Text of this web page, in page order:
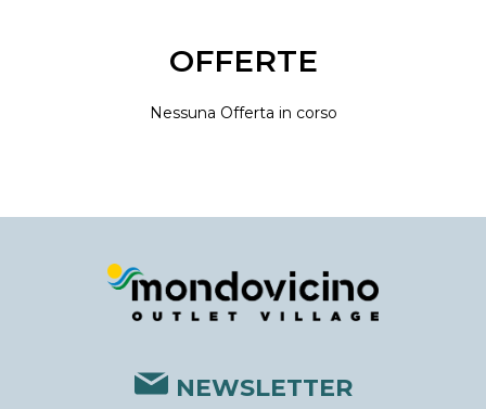
OFFERTE
Nessuna Offerta in corso
NEWSLETTER